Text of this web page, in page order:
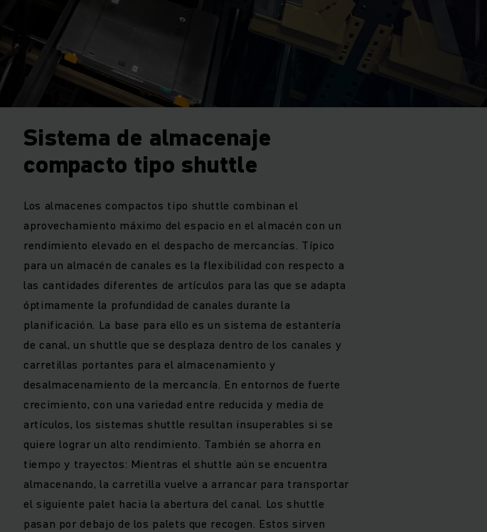
Sistema de almacenaje
compacto tipo shuttle
Los almacenes compactos tipo shuttle combinan el
aprovechamiento máximo del espacio en el almacén con un
rendimiento elevado en el despacho de mercancías. Típico
para un almacén de canales es la flexibilidad con respecto a
las cantidades diferentes de artículos para las que se adapta
óptimamente la profundidad de canales durante la
planificación. La base para ello es un sistema de estantería
de canal, un shuttle que se desplaza dentro de los canales y
carretillas portantes para el almacenamiento y
desalmacenamiento de la mercancía. En entornos de fuerte
crecimiento, con una variedad entre reducida y media de
artículos, los sistemas shuttle resultan insuperables si se
quiere lograr un alto rendimiento. También se ahorra en
tiempo y trayectos: Mientras el shuttle aún se encuentra
almacenando, la carretilla vuelve a arrancar para transportar
el siguiente palet hacia la abertura del canal. Los shuttle
pasan por debajo de los palets que recogen. Estos sirven